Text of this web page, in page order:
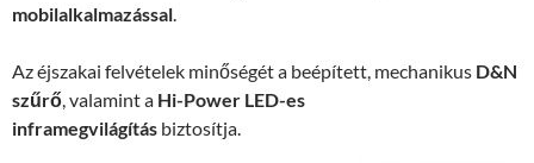
mobilalkalmazással.
Az éjszakai felvételek minőségét a beépített, mechanikus D&N
szűrő, valamint a Hi-Power LED-es
inframegvilágítás biztosítja.